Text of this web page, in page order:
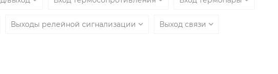
Выходы релейной сигнализации Выход связи